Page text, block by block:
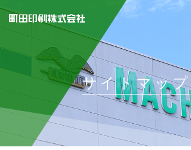
サイトマップ